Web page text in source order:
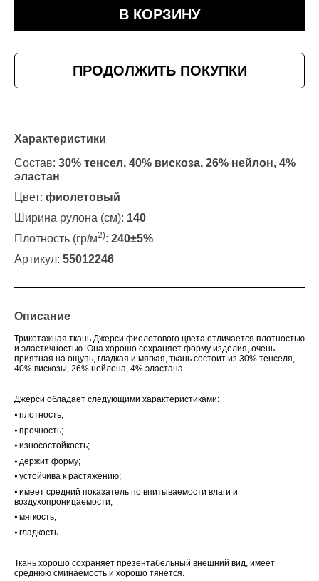
В КОРЗИНУ
ПРОДОЛЖИТЬ ПОКУПКИ
Характеристики
Состав: 30% тенсел, 40% вискоза, 26% нейлон, 4%
эластан
Цвет: фиолетовый
Ширина рулона (см): 140
Плотность (гр/м2): 240±5%
Артикул: 55012246
Описание
Трикотажная ткань Джерси фиолетового цвета отличается плотностью
и эластичностью. Она хорошо сохраняет форму изделия, очень
приятная на ощупь, гладкая и мягкая, ткань состоит из 30% тенселя,
40% вискозы, 26% нейлона, 4% эластана
Джерси обладает следующими характеристиками:
⦁ плотность;
⦁ прочность;
⦁ износостойкость;
⦁ держит форму;
⦁ устойчива к растяжению;
⦁ имеет средний показатель по впитываемости влаги и
воздухопроницаемости;
⦁ мягкость;
⦁ гладкость.
Ткань хорошо сохраняет презентабельный внешний вид, имеет
среднюю сминаемость и хорошо тянется.